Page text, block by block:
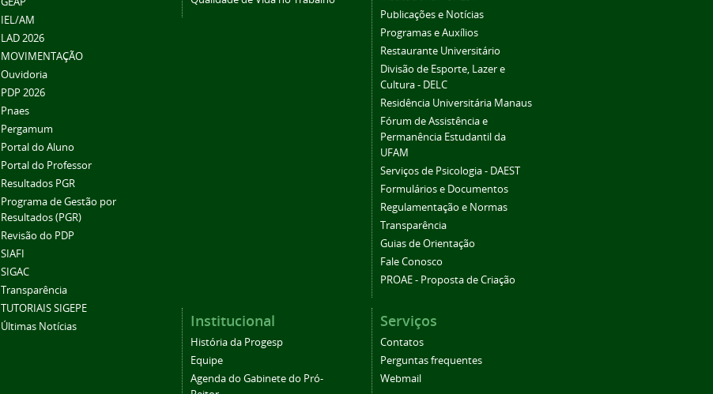
IEL/AM
LAD 2026
MOVIMENTAÇÃO
Ouvidoria
PDP 2026
Pnaes
Pergamum
Portal do Aluno
Portal do Professor
Resultados PGR
Programa de Gestão por
Resultados (PGR)
Revisão do PDP
SIAFI
SIGAC
Transparência
TUTORIAIS SIGEPE
Últimas Notícias
Publicações e Notícias
Programas e Auxílios
Restaurante Universitário
Divisão de Esporte, Lazer e
Cultura - DELC
Residência Universitária Manaus
Fórum de Assistência e
Permanência Estudantil da
UFAM
Serviços de Psicologia - DAEST
Formulários e Documentos
Regulamentação e Normas
Transparência
Guias de Orientação
Fale Conosco
PROAE - Proposta de Criação
Institucional
História da Progesp
Equipe
Agenda do Gabinete do Pró-
Serviços
Contatos
Perguntas frequentes
Webmail